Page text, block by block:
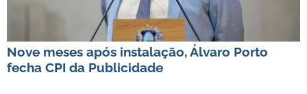
Nove meses após instalação, Álvaro Porto
fecha CPI da Publicidade